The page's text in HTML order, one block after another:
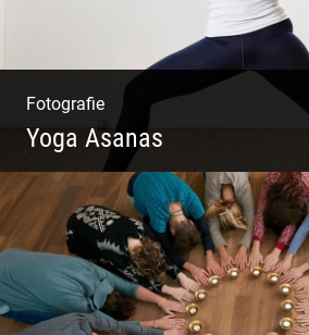
Fotografie
Yoga Asanas
Virabhadrasana II oder
für den Blog